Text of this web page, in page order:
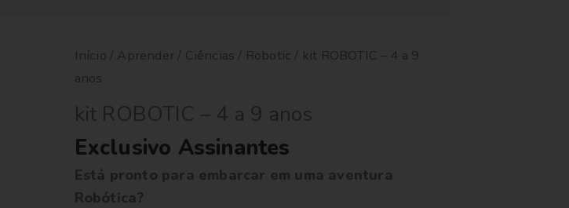
Início / Aprender/ Ciências / Robotic / kit ROBOTIC – 4 a 9
anos
kit ROBOTIC – 4 a 9 anos
Exclusivo Assinantes
Está pronto para embarcar em uma aventura
Robótica?
quantidade